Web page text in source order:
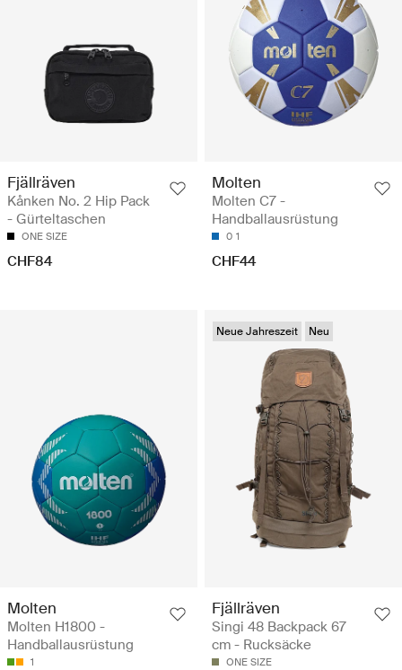
Fjällräven
Kånken No. 2 Hip Pack
- Gürteltaschen
ONE SIZE
CHF84
Molten
Molten C7 -
Handballausrüstung
0 1
CHF44
Molten
Molten H1800 -
Handballausrüstung
1
Neue Jahreszeit Neu
Fjällräven
Singi 48 Backpack 67
cm - Rucksäcke
ONE SIZE